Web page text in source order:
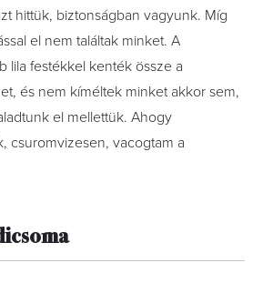
hittük, biztonságban vagyunk. Míg
el nem találtak minket. A
lila festékkel kenték össze a
és nem kíméltek minket akkor sem,
el mellettük. Ahogy
csuromvizesen, vacogtam a